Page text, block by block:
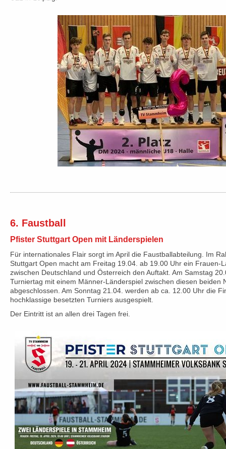
6. Faustball
Pfister Stuttgart Open mit Länderspielen
Für internationales Flair sorgt im April die Faustballabteilung. Im
Stuttgart Open macht am Freitag 19.04. ab 19.00 Uhr ein Frauen-
zwischen Deutschland und Österreich den Auftakt. Am Samstag
Turniertag mit einem Männer-Länderspiel zwischen diesen beiden
abgeschlossen. Am Sonntag 21.04. werden ab ca. 12.00 Uhr die
hochklassige besetzten Turniers ausgespielt.
Der Eintritt ist an allen drei Tagen frei.